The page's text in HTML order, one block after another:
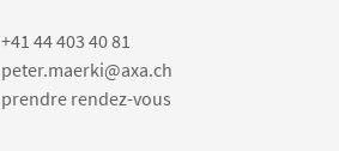
+41 44 403 40 81
peter.maerki@axa.ch
prendre rendez-vous